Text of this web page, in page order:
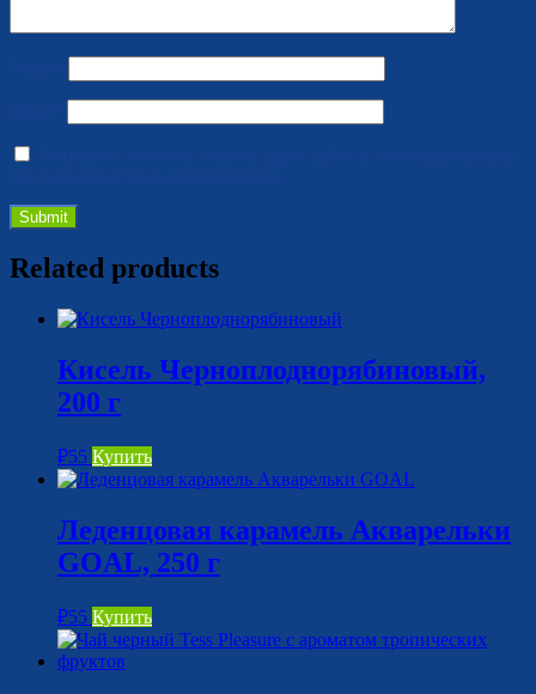
Related products
Кисель Черноплоднорябиновый,
200 г
₽55 Купить
Леденцовая карамель Акварельки
GOAL, 250 г
₽55 Купить